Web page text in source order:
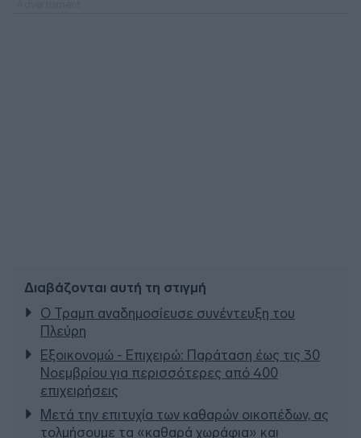
Διαβάζονται αυτή τη στιγμή
Ο Τραμπ αναδημοσίευσε συνέντευξη του
Πλεύρη
Εξοικονομώ - Επιχειρώ: Παράταση έως τις 30
Νοεμβρίου για περισσότερες από 400
επιχειρήσεις
Μετά την επιτυχία των καθαρών οικοπέδων, ας
τολμήσουμε τα «καθαρά χωράφια» και